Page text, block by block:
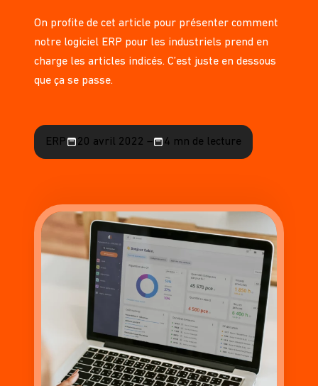
On profite de cet article pour présenter comment
notre logiciel ERP pour les industriels prend en
charge les articles indicés. C’est juste en dessous
que ça se passe.
ERP 20 avril 2022 – 4 mn de lecture